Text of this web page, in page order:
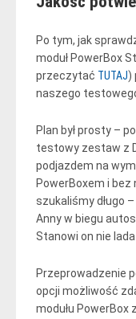
Po tym, jak
moduł PowerBox
przeczytać TUTAJ)
naszego
Plan był prosty –
testowy zestaw z
podjazdem na
PowerBoxem i bez
szukaliśmy długo
Anny w biegu
Stanowi on nie
Przeprowadzenie
opcji możliwość
modułu PowerBox